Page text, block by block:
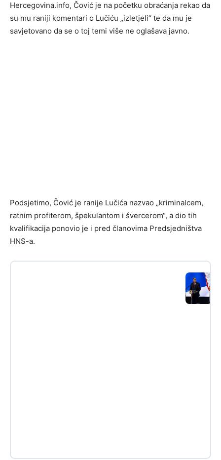
Hercegovina.info, Čović je na početku obraćanja rekao da
su mu raniji komentari o Lučiću „izletjeli“ te da mu je
savjetovano da se o toj temi više ne oglašava javno.
Podsjetimo, Čović je ranije Lučića nazvao „kriminalcem,
ratnim profiterom, špekulantom i švercerom“, a dio tih
kvalifikacija ponovio je i pred članovima Predsjedništva
HNS-a.